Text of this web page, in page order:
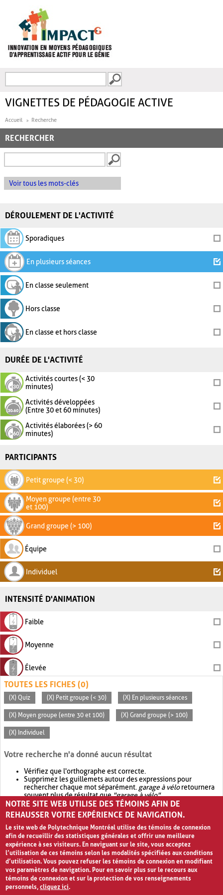
FORMULAIRE DE
VIGNETTES DE PÉDAGOGIE ACTIVE
Accueil Recherche
RECHERCHER
Voir tous les mots-clés
DÉROULEMENT DE L'ACTIVITÉ
Sporadiques
En plusieurs séances
En classe seulement
Hors classe
En classe et hors classe
DURÉE DE L'ACTIVITÉ
Activités courtes (< 30
minutes)
Activités développées
(Entre 30 et 60 minutes)
Activités élaborées (> 60
minutes)
PARTICIPANTS
Petit groupe (< 30)
Moyen groupe (entre 30
et 100)
Grand groupe (> 100)
Équipe
Individuel
INTENSITÉ D'ANIMATION
Faible
Moyenne
Élevée
TOUTES LES FICHES (0)
(X) Quiz (X) Petit groupe (< 30) (X) En plusieurs séances
(X) Moyen groupe (entre 30 et 100) (X) Grand groupe (> 100)
(X) Individuel
Votre recherche n'a donné aucun résultat
Vérifiez que l'orthographe est correcte.
Supprimez les guillemets autour des expressions pour
rechercher chaque mot séparément. garage à véloretournera
souvent plus de résultat que"garage à vélo".
Envisagez d'élargir votre recherche avec OR.garage OR vélo
retournera souvent plus de résultat quegarage à vélo
NOTRE SITE WEB UTILISE DES TÉMOINS AFIN DE
REHAUSSER VOTRE EXPÉRIENCE DE NAVIGATION.
Le site web de Polytechnique Montréal utilise des témoins de connexion
afin de recueillir des statistiques générales et offrir une meilleure
expérience à ses visiteurs. En naviguant sur le site, vous acceptez
l’utilisation de ces témoins selon les modalités spécifiées aux conditions
d’utilisation. Vous pouvez refuser les témoins de connexion en modifiant
vos paramètres de navigation. Pour en savoir plus sur le recours aux
témoins de connexion et sur la protection de vos renseignements
personnels,cliquez ici.